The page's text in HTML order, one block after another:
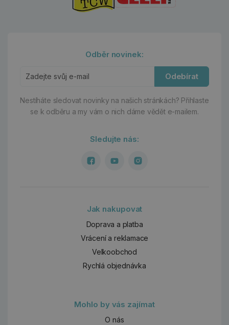
Odběr novinek:
Odebírat
Nestíháte sledovat novinky na našich stránkách? Přihlaste
se k odběru a my vám o nich dáme vědět e-mailem.
Sledujte nás:
Jak nakupovat
Doprava a platba
Vrácení a reklamace
Velkoobchod
Rychlá objednávka
Mohlo by vás zajímat
O nás